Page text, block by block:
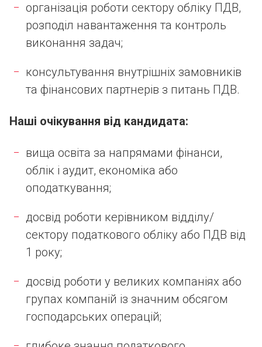
організація роботи сектору обліку ПДВ,
розподіл навантаження та контроль
виконання задач;
консультування внутрішніх замовників
та фінансових партнерів з питань ПДВ.
Наші очікування від кандидата:
вища освіта за напрямами фінанси,
облік і аудит, економіка або
оподаткування;
досвід роботи керівником відділу/
сектору податкового обліку або ПДВ від
1 року;
досвід роботи у великих компаніях або
групах компаній із значним обсягом
господарських операцій;